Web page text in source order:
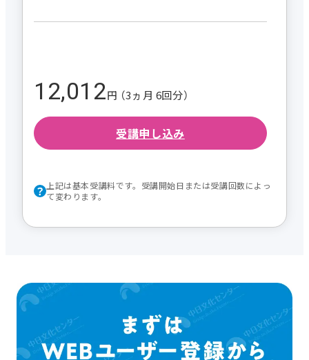
12,012円 （3ヵ月 6回分）
受講申し込み
上記は基本受講料です。受講開始日または受講回数によっ
て変わります。